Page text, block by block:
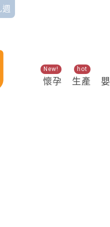
懷孕
New!
生產
hot